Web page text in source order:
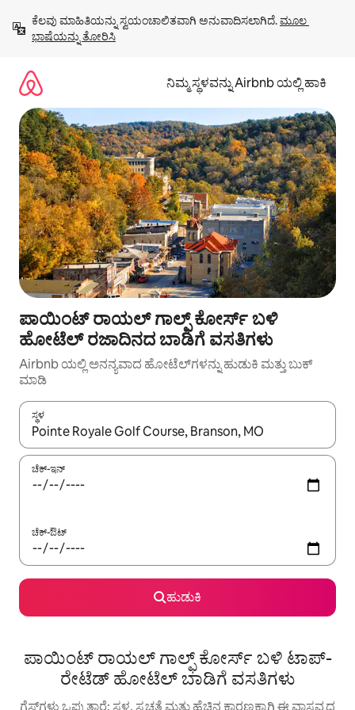
ಹೋಗಿ
ಕೆಲವು ಮಾಹಿತಿಯನ್ನು ಸ್ವಯಂಚಾಲಿತವಾಗಿ ಅನುವಾದಿಸಲಾಗಿದೆ. ಮೂಲ
ಭಾಷೆಯನ್ನು ತೋರಿಸಿ
ನಿಮ್ಮ ಸ್ಥಳವನ್ನು Airbnb ಯಲ್ಲಿ ಹಾಕಿ
ಪಾಯಿಂಟ್ ರಾಯಲ್ ಗಾಲ್ಫ್ ಕೋರ್ಸ್ ಬಳಿ
ಹೋಟೆಲ್ ರಜಾದಿನದ ಬಾಡಿಗೆ ವಸತಿಗಳು
Airbnb ಯಲ್ಲಿ ಅನನ್ಯವಾದ ಹೋಟೆಲ್‌ಗಳನ್ನು ಹುಡುಕಿ ಮತ್ತು ಬುಕ್
ಮಾಡಿ
ಸ್ಥಳ
ಫಲಿತಾಂಶಗಳು ಲಭ್ಯವಿರುವಾಗ, ಅಪ್ ಮತ್ತು ಡೌನ್ ಬಾಣದ ಕೀಲಿಗಳೊಂದಿಗೆ
ಚೆಕ್-ಇನ್
ಚೆಕ್-ಔಟ್
ಹುಡುಕಿ
ಪಾಯಿಂಟ್ ರಾಯಲ್ ಗಾಲ್ಫ್ ಕೋರ್ಸ್ ಬಳಿ ಟಾಪ್-
ರೇಟೆಡ್ ಹೋಟೆಲ್ ಬಾಡಿಗೆ ವಸತಿಗಳು
ಗೆಸ್ಟ್‌ಗಳು ಒಪ್ಪುತ್ತಾರೆ: ಸ್ಥಳ, ಸ್ವಚ್ಛತೆ ಮತ್ತು ಹೆಚ್ಚಿನ ಕಾರಣಕ್ಕಾಗಿ ಈ ವಾಸ್ತವ್ಯದ